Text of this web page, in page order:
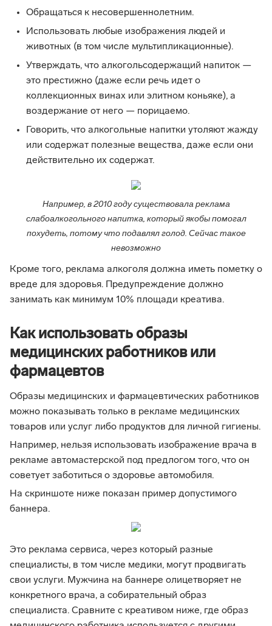
Обращаться к несовершеннолетним.
Использовать любые изображения людей и
животных (в том числе мультипликационные).
Утверждать, что алкогольсодержащий напиток —
это престижно (даже если речь идет о
коллекционных винах или элитном коньяке), а
воздержание от него — порицаемо.
Говорить, что алкогольные напитки утоляют жажду
или содержат полезные вещества, даже если они
действительно их содержат.
Например, в 2010 году существовала реклама
слабоалкогольного напитка, который якобы помогал
похудеть, потому что подавлял голод. Сейчас такое
невозможно
Кроме того, реклама алкоголя должна иметь пометку о
вреде для здоровья. Предупреждение должно
занимать как минимум 10% площади креатива.
Как использовать образы
медицинских работников или
фармацевтов
Образы медицинских и фармацевтических работников
можно показывать только в рекламе медицинских
товаров или услуг либо продуктов для личной гигиены.
Например, нельзя использовать изображение врача в
рекламе автомастерской под предлогом того, что он
советует заботиться о здоровье автомобиля.
На скриншоте ниже показан пример допустимого
баннера.
Это реклама сервиса, через который разные
специалисты, в том числе медики, могут продвигать
свои услуги. Мужчина на баннере олицетворяет не
конкретного врача, а собирательный образ
специалиста. Сравните с креативом ниже, где образ